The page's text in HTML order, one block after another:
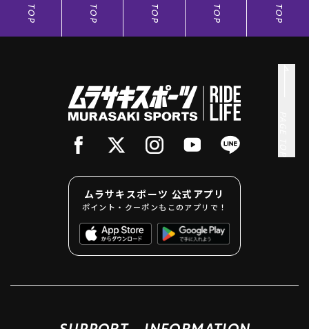
TOP TOP TOP TOP TOP
ムラサキスポーツ 公式アプリ
ポイント・クーポンもこのアプリで！